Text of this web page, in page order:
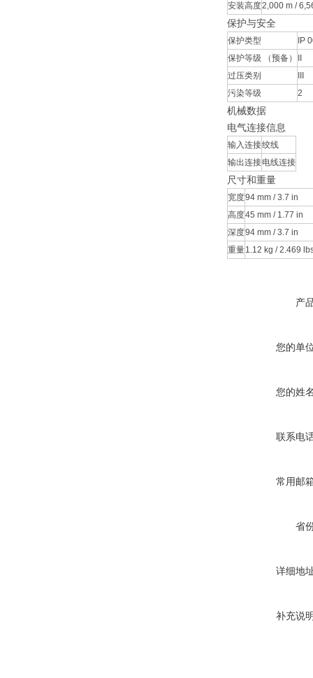
安装高度2,000 m /
保护与安全
保护类型
IP
保护等级 （预备）
过压类别
污染等级
2
机械数据
电气连接信息
输入连接绞线
输出连接电线连接
尺寸和重量
宽度94 mm / 3.7 in
高度45 mm / 1.77 in
深度94 mm / 3.7 in
重量1.12 kg / 2.469
产
您的单
您的姓
联系电
常用邮
省
详细地
补充说